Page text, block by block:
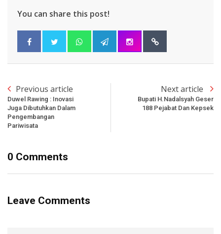
You can share this post!
Previous article
Duwel Rawing : Inovasi
Juga Dibutuhkan Dalam
Pengembangan
Pariwisata
Next article
Bupati H.Nadalsyah Geser
188 Pejabat Dan Kepsek
0 Comments
Leave Comments